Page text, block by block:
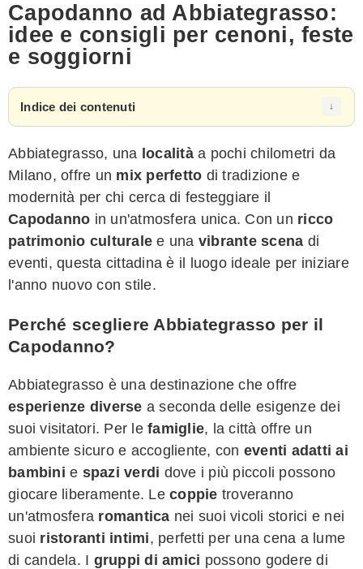
Capodanno ad Abbiategrasso:
idee e consigli per cenoni, feste
e soggiorni
Indice dei contenuti
Abbiategrasso, una localitàa pochi chilometri da
Milano, offre un mix perfetto di tradizione e
modernità per chi cerca di festeggiare il
Capodanno in un'atmosfera unica. Con un ricco
patrimonio culturale e una vibrante scena di
eventi, questa cittadina è il luogo ideale per iniziare
l'anno nuovo con stile.
Perché scegliere Abbiategrasso per il
Capodanno?
Abbiategrasso è una destinazione che offre
esperienze diverse a seconda delle esigenze dei
suoi visitatori. Per le famiglie, la città offre un
ambiente sicuro e accogliente, con eventi adatti ai
bambini e spazi verdi dove i più piccoli possono
giocare liberamente. Le coppie troveranno
un'atmosfera romantica nei suoi vicoli storici e nei
suoi ristoranti intimi, perfetti per una cena a lume
di candela. I gruppi di amici possono godere di